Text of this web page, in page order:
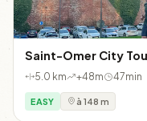
Saint-Omer City
5.0 km +48m 47min
EASY à 148 m